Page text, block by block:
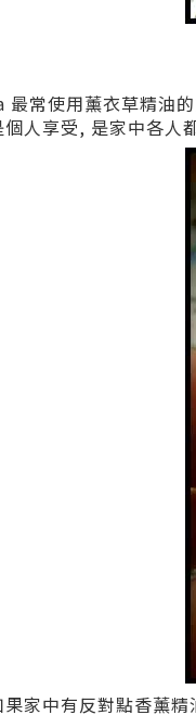
最常使用薰衣草精油
個人享受, 是家中各人
果家中有反對點香薰